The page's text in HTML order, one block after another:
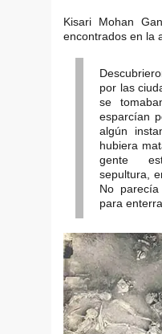
Kisari Mohan
encontrados en la
por las
se
esparcían
algún
hubiera
gente
sepultura,
No
para